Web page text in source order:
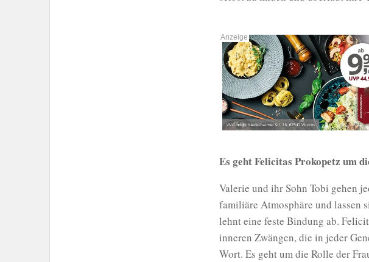
Es geht Felicitas Prokopetz um
Valerie und ihr Sohn Tobi gehen
familiäre Atmosphäre und lassen
lehnt eine feste Bindung ab.
inneren Zwängen, die in jeder
Wort. Es geht um die Rolle der